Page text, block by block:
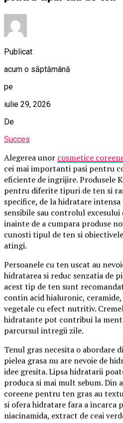
Publicat
acum o săptămână
pe
iulie 29, 2026
De
Succes
Alegerea unor cosmetice
cei mai importanti pasi pentru
eficiente de ingrijire. Produsele
pentru diferite tipuri de ten si
specifice, de la hidratare
sensibile sau controlul excesului
inainte de a cumpara produse
cunosti tipul de ten si
atingi.
Persoanele cu ten uscat au
hidratarea si reduc senzatia de
acest tip de ten sunt
contin acid hialuronic,
vegetale cu efect nutritiv.
hidratante pot contribui la
parcursul intregii zile.
Tenul gras necesita o abordare
pielea grasa nu are nevoie de
idee gresita. Lipsa hidratarii
produca si mai mult sebum. Din
coreene pentru ten gras au
si ofera hidratare fara a incarca
niacinamida, extract de ceai